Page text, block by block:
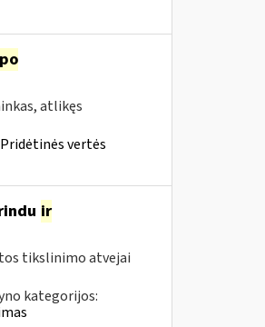
po
atlikęs
Pridėtinės vertės
ir
tikslinimo atvejai
kategorijos: